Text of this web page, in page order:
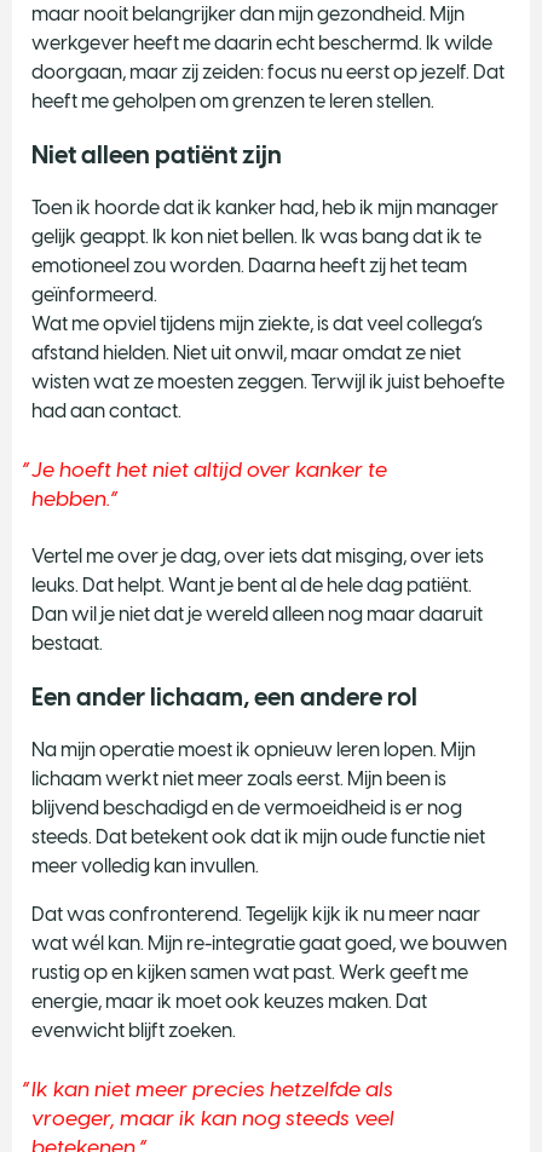
maar nooit belangrijker dan mijn gezondheid. Mijn
werkgever heeft me daarin echt beschermd. Ik wilde
doorgaan, maar zij zeiden: focus nu eerst op jezelf. Dat
heeft me geholpen om grenzen te leren stellen.
Niet alleen patiënt zijn
Toen ik hoorde dat ik kanker had, heb ik mijn manager
gelijk geappt. Ik kon niet bellen. Ik was bang dat ik te
emotioneel zou worden. Daarna heeft zij het team
geïnformeerd.
Wat me opviel tijdens mijn ziekte, is dat veel collega’s
afstand hielden. Niet uit onwil, maar omdat ze niet
wisten wat ze moesten zeggen. Terwijl ik juist behoefte
had aan contact.
Je hoeft het niet altijd over kanker te
hebben.
Vertel me over je dag, over iets dat misging, over iets
leuks. Dat helpt. Want je bent al de hele dag patiënt.
Dan wil je niet dat je wereld alleen nog maar daaruit
bestaat.
Een ander lichaam, een andere rol
Na mijn operatie moest ik opnieuw leren lopen. Mijn
lichaam werkt niet meer zoals eerst. Mijn been is
blijvend beschadigd en de vermoeidheid is er nog
steeds. Dat betekent ook dat ik mijn oude functie niet
meer volledig kan invullen.
Dat was confronterend. Tegelijk kijk ik nu meer naar
wat wél kan. Mijn re-integratie gaat goed, we bouwen
rustig op en kijken samen wat past. Werk geeft me
energie, maar ik moet ook keuzes maken. Dat
evenwicht blijft zoeken.
Ik kan niet meer precies hetzelfde als
vroeger, maar ik kan nog steeds veel
betekenen.